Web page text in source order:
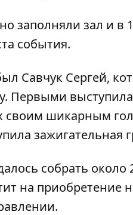
заполняли зал и в
события.
Савчук Сергей,
Первыми выступила
своим шикарным
зажигательная
собрать
на приобретение